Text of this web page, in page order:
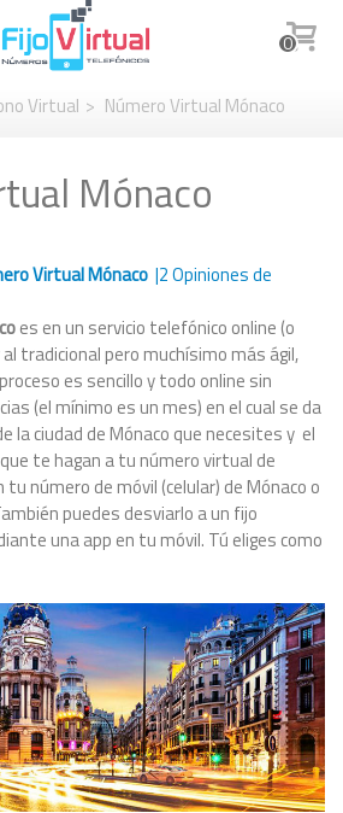
0
Virtual > Número Virtual Mónaco
Mónaco
Virtual Mónaco |2Opiniones de
es en un servicio telefónico online (o
tradicional pero muchísimo más ágil,
es sencillo y todo online sin
(el mínimo es un mes) en el cual se da
la ciudad de Mónaco que necesites y el
te hagan a tu número virtual de
número de móvil (celular) de Mónaco o
puedes desviarlo a un fijo
una app en tu móvil. Tú eliges como